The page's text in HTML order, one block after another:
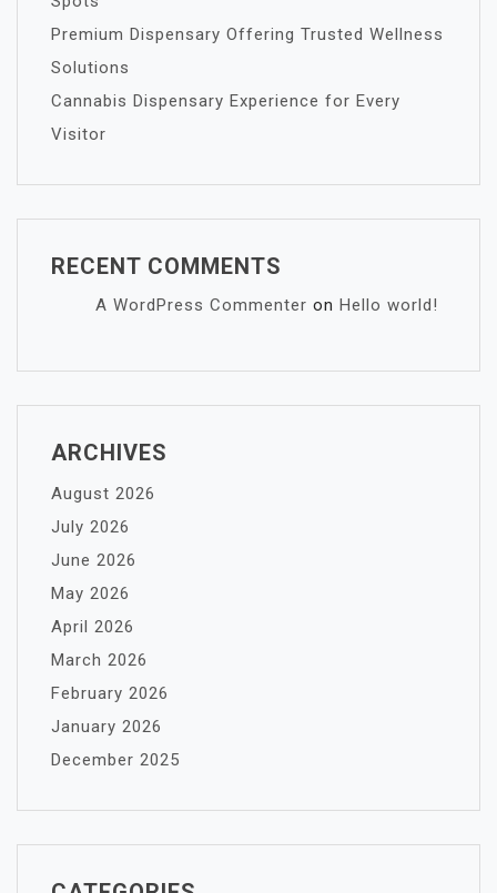
Premium Dispensary Offering Trusted Wellness
Solutions
Cannabis Dispensary Experience for Every
Visitor
RECENT COMMENTS
A WordPress Commenter on Hello world!
ARCHIVES
August 2026
July 2026
June 2026
May 2026
April 2026
March 2026
February 2026
January 2026
December 2025